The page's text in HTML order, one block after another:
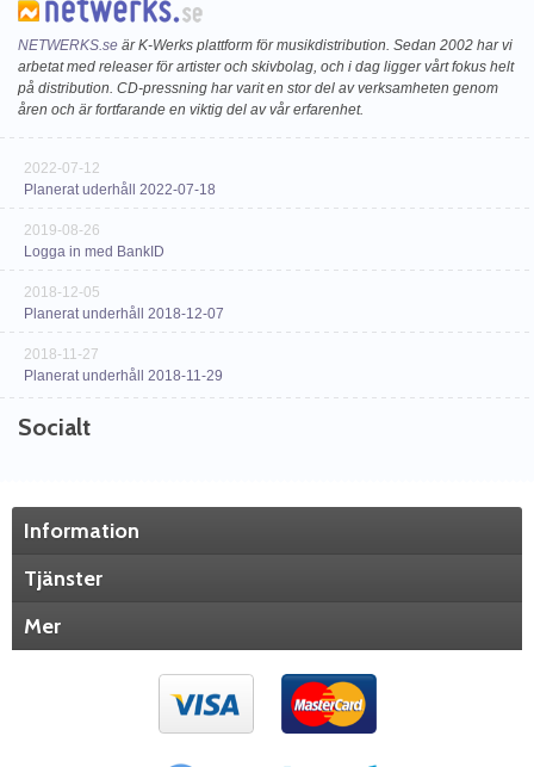
NETWERKS.se är K-Werks plattform för musikdistribution. Sedan 2002 har vi
arbetat med releaser för artister och skivbolag, och i dag ligger vårt fokus helt
på distribution. CD-pressning har varit en stor del av verksamheten genom
åren och är fortfarande en viktig del av vår erfarenhet.
2022-07-12
Planerat uderhåll 2022-07-18
2019-08-26
Logga in med BankID
2018-12-05
Planerat underhåll 2018-12-07
2018-11-27
Planerat underhåll 2018-11-29
Socialt
Information
Tjänster
Mer